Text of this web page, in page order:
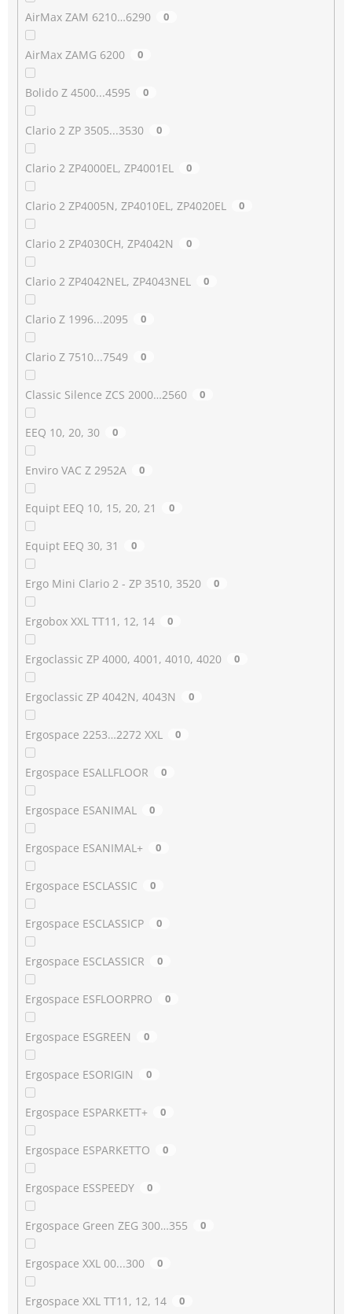
AirMax ZAM 6210…6290 0
AirMax ZAMG 6200 0
Bolido Z 4500...4595 0
Clario 2 ZP 3505...3530 0
Clario 2 ZP4000EL, ZP4001EL 0
Clario 2 ZP4005N, ZP4010EL, ZP4020EL 0
Clario 2 ZP4030CH, ZP4042N 0
Clario 2 ZP4042NEL, ZP4043NEL 0
Clario Z 1996...2095 0
Clario Z 7510...7549 0
Classic Silence ZCS 2000…2560 0
EEQ 10, 20, 30 0
Enviro VAC Z 2952A 0
Equipt EEQ 10, 15, 20, 21 0
Equipt EEQ 30, 31 0
Ergo Mini Clario 2 - ZP 3510, 3520 0
Ergobox XXL TT11, 12, 14 0
Ergoclassic ZP 4000, 4001, 4010, 4020 0
Ergoclassic ZP 4042N, 4043N 0
Ergospace 2253…2272 XXL 0
Ergospace ESALLFLOOR 0
Ergospace ESANIMAL 0
Ergospace ESANIMAL+ 0
Ergospace ESCLASSIC 0
Ergospace ESCLASSICP 0
Ergospace ESCLASSICR 0
Ergospace ESFLOORPRO 0
Ergospace ESGREEN 0
Ergospace ESORIGIN 0
Ergospace ESPARKETT+ 0
Ergospace ESPARKETTO 0
Ergospace ESSPEEDY 0
Ergospace Green ZEG 300…355 0
Ergospace XXL 00...300 0
Ergospace XXL TT11, 12, 14 0